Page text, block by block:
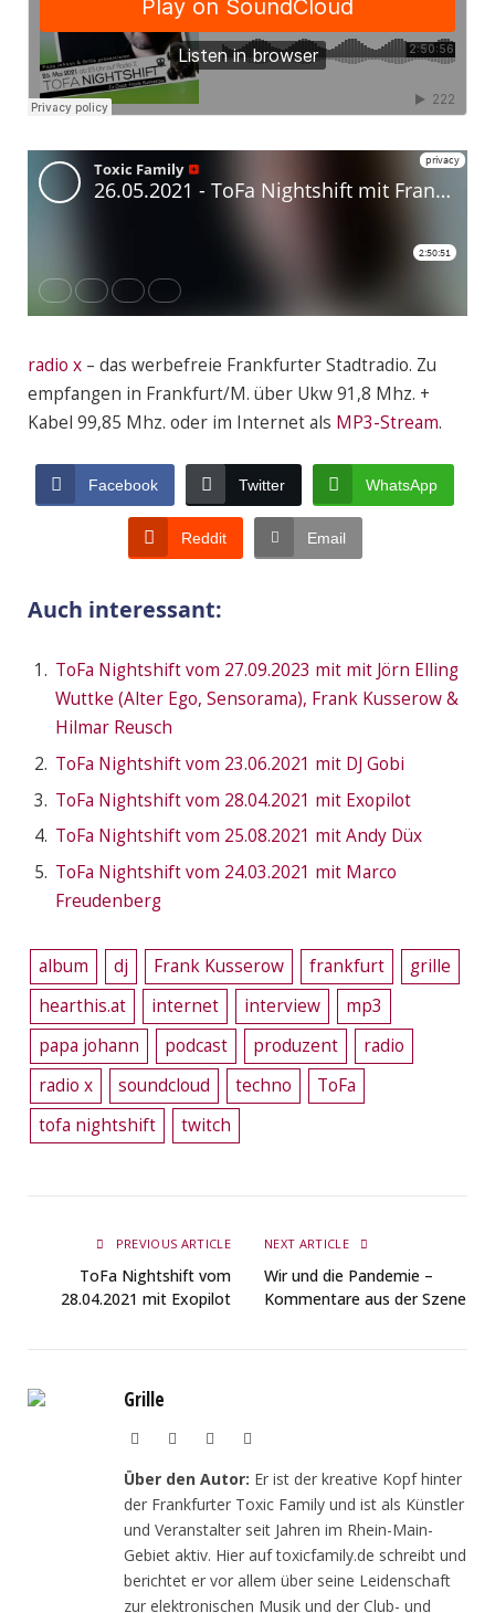
radio x – das werbefreie Frankfurter Stadtradio. Zu
empfangen in Frankfurt/M. über Ukw 91,8 Mhz. +
Kabel 99,85 Mhz. oder im Internet als MP3-Stream.
Facebook Twitter WhatsApp
Reddit Email
Auch interessant:
ToFa Nightshift vom 27.09.2023 mit mit Jörn Elling
Wuttke (Alter Ego, Sensorama), Frank Kusserow &
Hilmar Reusch
ToFa Nightshift vom 23.06.2021 mit DJ Gobi
ToFa Nightshift vom 28.04.2021 mit Exopilot
ToFa Nightshift vom 25.08.2021 mit Andy Düx
ToFa Nightshift vom 24.03.2021 mit Marco
Freudenberg
album dj Frank Kusserow frankfurt
grille
hearthis.at
internet interview
mp3
papa johann
podcast produzent
radio
radio x
soundcloud techno
ToFa
tofa nightshift
twitch
PREVIOUS ARTICLE
ToFa Nightshift vom
28.04.2021 mit Exopilot
NEXT ARTICLE
Wir und die Pandemie –
Kommentare aus der Szene
Grille
Website Twitch YouTube
Über den Autor: Er ist der kreative Kopf hinter
der Frankfurter Toxic Family und ist als Künstler
und Veranstalter seit Jahren im Rhein-Main-
Gebiet aktiv. Hier auf toxicfamily.de schreibt und
berichtet er vor allem über seine Leidenschaft
zur elektronischen Musik und der Club- und